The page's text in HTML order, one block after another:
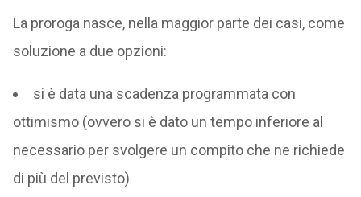
La proroga nasce, nella maggior parte dei casi, come
soluzione a due opzioni:
si è data una scadenza programmata con
ottimismo (ovvero si è dato un tempo inferiore al
necessario per svolgere un compito che ne richiede
di più del previsto)